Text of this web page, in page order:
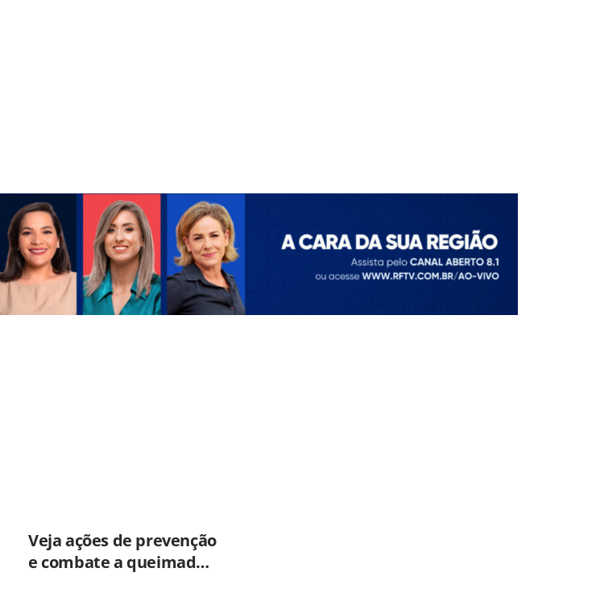
Veja ações de prevenção
e combate a queimadas